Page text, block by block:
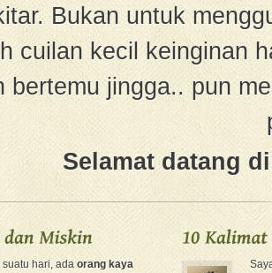
Bukan untuk
cuilan kecil keinginan
bertemu jingga.. pun
Selamat datang
suatu hari, ada orang kaya